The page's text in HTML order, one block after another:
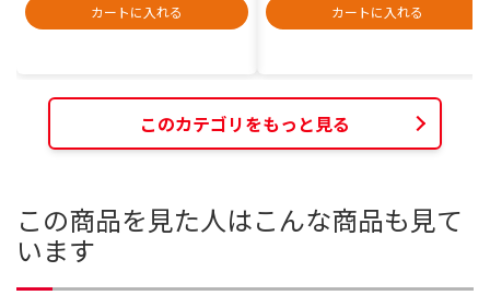
カートに入れる
カートに入れる
このカテゴリをもっと見る
この商品を見た人はこんな商品も見て
います